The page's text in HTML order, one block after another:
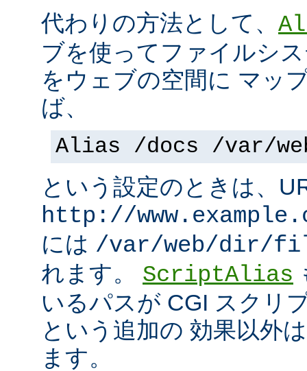
代わりの方法として、
ブを使ってファイルシ
をウェブの空間に マッ
ば、
Alias /docs /var/
という設定のときは、
http://
には /var/web/dir/
れます。 ScriptAlias
いるパスが CGI スクリ
という追加の 効果以外
ます。